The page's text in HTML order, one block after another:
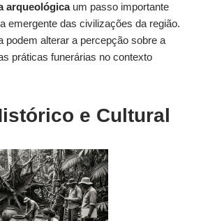
arqueológicaum passo importante
emergente das civilizações da região.
podem alterar a percepção sobre a
práticas funerárias no contexto
e Cultural